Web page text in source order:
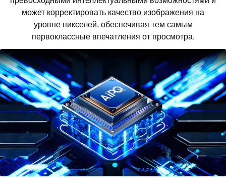
может корректировать качество изображения на
уровне пикселей, обеспечивая тем самым
первоклассные впечатления от просмотра.